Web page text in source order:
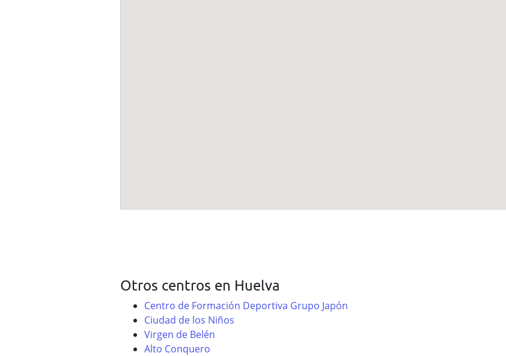
Otros centros en Huelva
Centro de Formación Deportiva Grupo Japón
Ciudad de los Niños
Virgen de Belén
Alto Conquero